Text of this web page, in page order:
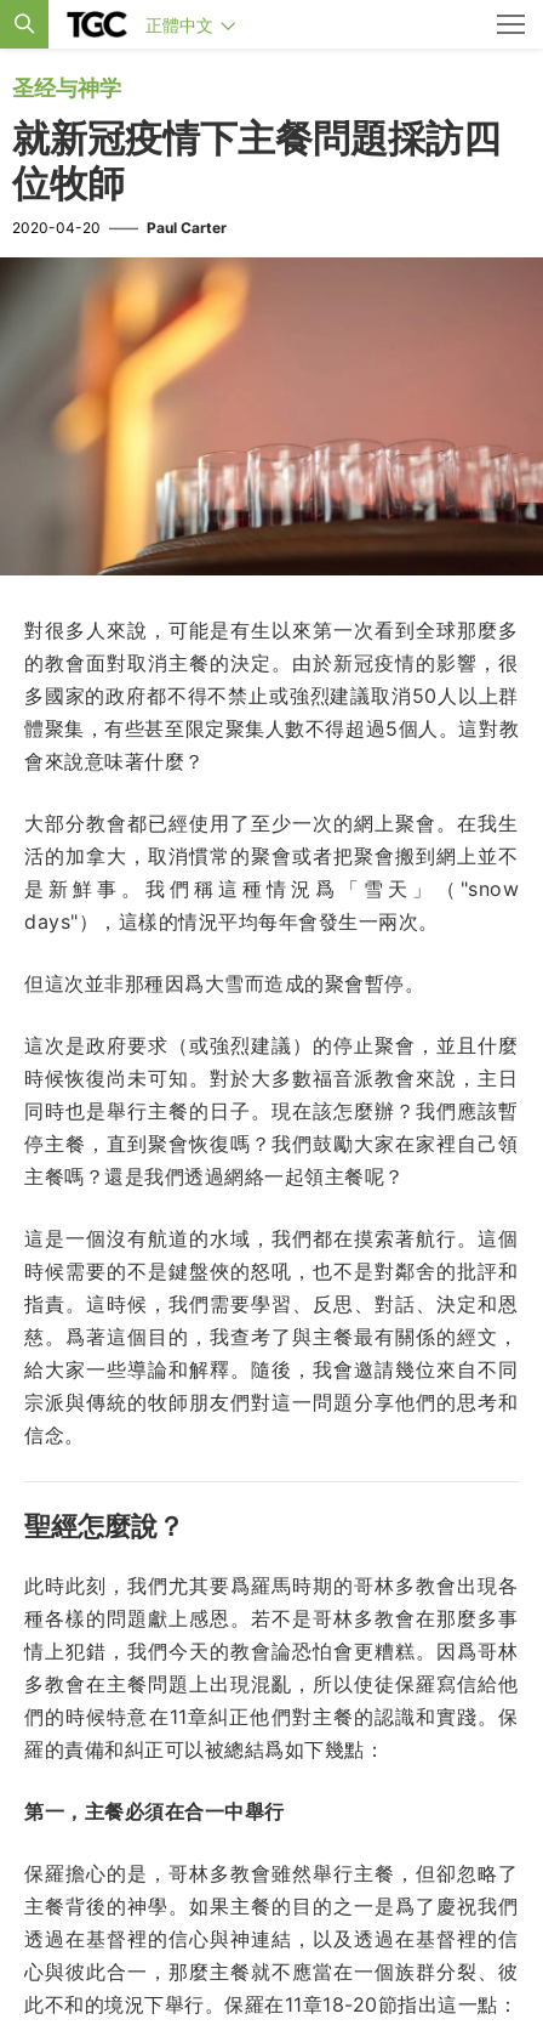
正體中文
圣经与神学
就新冠疫情下主餐問題採訪四
位牧師
2020-04-20 —— Paul Carter
對很多人來說，可能是有生以來第一次看到全球那麼多
的教會面對取消主餐的決定。由於新冠疫情的影響，很
多國家的政府都不得不禁止或強烈建議取消50人以上群
體聚集，有些甚至限定聚集人數不得超過5個人。這對教
會來說意味著什麼？
大部分教會都已經使用了至少一次的網上聚會。在我生
活的加拿大，取消慣常的聚會或者把聚會搬到網上並不
是新鮮事。我們稱這種情況爲「雪天」（"snow
days"），這樣的情況平均每年會發生一兩次。
但這次並非那種因爲大雪而造成的聚會暫停。
這次是政府要求（或強烈建議）的停止聚會，並且什麼
時候恢復尚未可知。對於大多數福音派教會來說，主日
同時也是舉行主餐的日子。現在該怎麼辦？我們應該暫
停主餐，直到聚會恢復嗎？我們鼓勵大家在家裡自己領
主餐嗎？還是我們透過網絡一起領主餐呢？
這是一個沒有航道的水域，我們都在摸索著航行。這個
時候需要的不是鍵盤俠的怒吼，也不是對鄰舍的批評和
指責。這時候，我們需要學習、反思、對話、決定和恩
慈。爲著這個目的，我查考了與主餐最有關係的經文，
給大家一些導論和解釋。隨後，我會邀請幾位來自不同
宗派與傳統的牧師朋友們對這一問題分享他們的思考和
信念。
聖經怎麼說？
此時此刻，我們尤其要爲羅馬時期的哥林多教會出現各
種各樣的問題獻上感恩。若不是哥林多教會在那麼多事
情上犯錯，我們今天的教會論恐怕會更糟糕。因爲哥林
多教會在主餐問題上出現混亂，所以使徒保羅寫信給他
們的時候特意在11章糾正他們對主餐的認識和實踐。保
羅的責備和糾正可以被總結爲如下幾點：
第一，主餐必須在合一中舉行
保羅擔心的是，哥林多教會雖然舉行主餐，但卻忽略了
主餐背後的神學。如果主餐的目的之一是爲了慶祝我們
透過在基督裡的信心與神連結，以及透過在基督裡的信
心與彼此合一，那麼主餐就不應當在一個族群分裂、彼
此不和的境況下舉行。保羅在11章18-20節指出這一點：